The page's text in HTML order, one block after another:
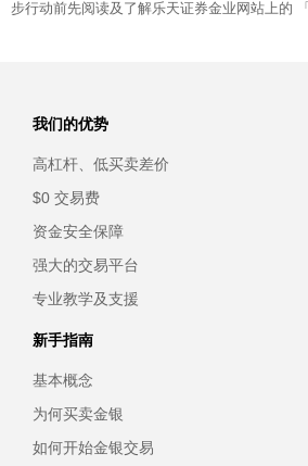
步行动前先阅读及了解乐天证券金业网站上的 「
我们的优势
高杠杆、低买卖差价
$0 交易费
资金安全保障
强大的交易平台
专业教学及支援
新手指南
基本概念
为何买卖金银
如何开始金银交易